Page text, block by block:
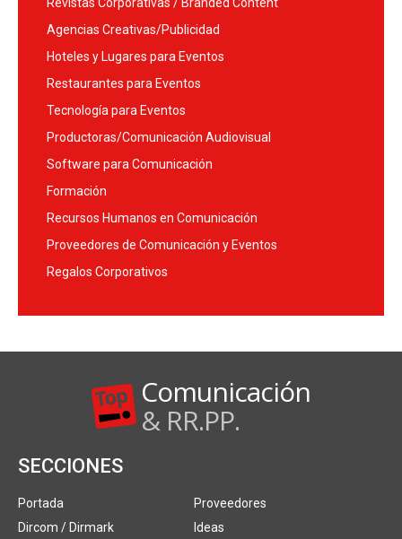
Agencias Creativas/Publicidad
Hoteles y Lugares para Eventos
Restaurantes para Eventos
Tecnología para Eventos
Productoras/Comunicación Audiovisual
Software para Comunicación
Formación
Recursos Humanos en Comunicación
Proveedores de Comunicación y Eventos
Regalos Corporativos
Comunicación
& RR.PP.
SECCIONES
Portada
Dircom / Dirmark
Proveedores
Ideas